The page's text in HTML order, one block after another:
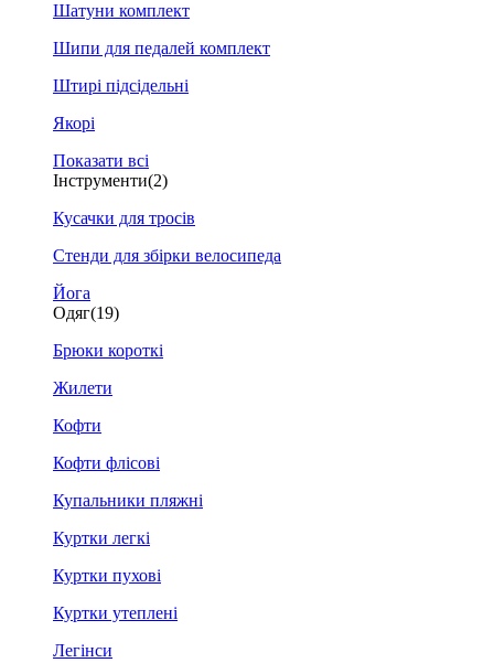
Шатуни комплект
Шипи для педалей комплект
Штирі підсідельні
Якорі
Показати всі
Інструменти(2)
Кусачки для тросів
Стенди для збірки велосипеда
Йога
Одяг(19)
Брюки короткі
Жилети
Кофти
Кофти флісові
Купальники пляжні
Куртки легкі
Куртки пухові
Куртки утеплені
Легінси